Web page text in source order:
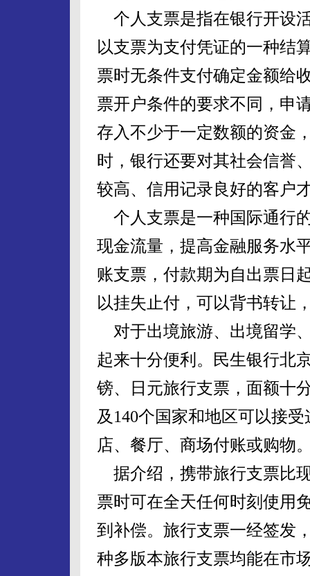
个人支票是指在银行开设
以支票为支付凭证的一种结
票时无条件支付确定金额给
票开户条件的要求不同，申
存入不少于一定数额的资金
时，银行还要对其社会信誉
较高、信用记录良好的客户
个人支票是一种国际通行
现金流量，提高金融服务水
账支票，付款期为自出票日
以挂失止付，可以背书转让
对于出境旅游、出境留学
起来十分便利。民生银行北
镑、日元旅行支票，面额十
及140个国家和地区可以接
店、餐厅、商场付账或购物
据介绍，携带旅行支票比
票时可在全天任何时刻使用
到补偿。旅行支票一经签发
种多版本旅行支票均能在市